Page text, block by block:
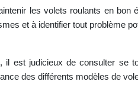
les volets roulants en bon
et à identifier tout problème
il est judicieux de consulter se
des différents modèles de